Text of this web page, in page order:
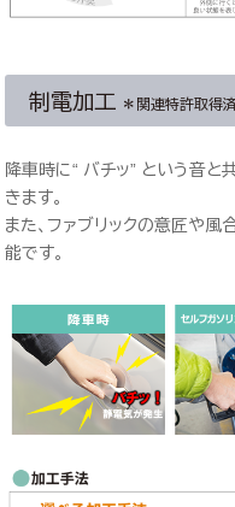
制電加工 ＊関連特許取得
降車時に“ バチッ” という音
きます。
また、ファブリックの意匠や
能です。